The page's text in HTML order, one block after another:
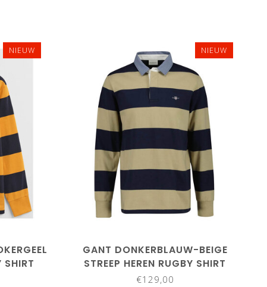
NIEUW
SHIRT
NIEUW
3XL
GANT DONKERBLAUW-BEIGE
STREEP HEREN RUGBY SHIRT
SWEATER
€129,00